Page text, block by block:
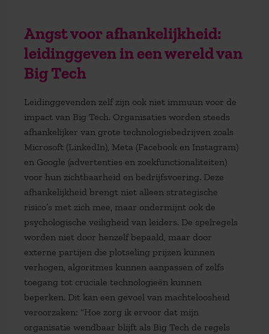
Angst voor afhankelijkheid:
leidinggeven in een wereld van
Big Tech
Leidinggevenden zelf zijn ook niet immuun voor de
impact van Big Tech. Organisaties worden steeds
afhankelijker van grote technologiebedrijven zoals
Microsoft (LinkedIn), Meta (Facebook en Instagram)
en Google (advertenties en zoekfunctionaliteiten)
voor hun zichtbaarheid en bedrijfsvoering. Deze
afhankelijkheid brengt niet alleen strategische
risico’s met zich mee, maar ondermijnt ook de
psychologische veiligheid van leiders. De spelregels
worden niet door henzelf bepaald, maar door
externe partijen die plotseling prijzen kunnen
verhogen, algoritmes kunnen aanpassen of zelfs
toegang tot cruciale technologieën kunnen
beperken. Dit kan een gevoel van machteloosheid
veroorzaken: “Hoe zorg ik ervoor dat mijn
organisatie wendbaar blijft als Big Tech de regels